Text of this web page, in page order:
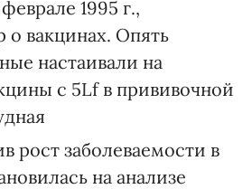
1995 г.,
о вакцинах. Опять
настаивали на
с 5Lf в прививочной
рост заболеваемости в
на анализе